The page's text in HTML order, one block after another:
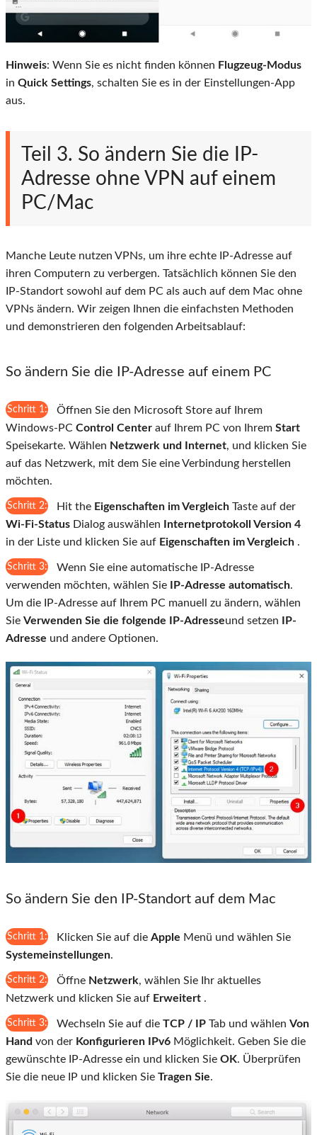
Hinweis: Wenn Sie es nicht finden können Flugzeug-Modus
in Quick Settings, schalten Sie es in der Einstellungen-App
aus.
Teil 3. So ändern Sie die IP-
Adresse ohne VPN auf einem
PC/Mac
Manche Leute nutzen VPNs, um ihre echte IP-Adresse auf
ihren Computern zu verbergen. Tatsächlich können Sie den
IP-Standort sowohl auf dem PC als auch auf dem Mac ohne
VPNs ändern. Wir zeigen Ihnen die einfachsten Methoden
und demonstrieren den folgenden Arbeitsablauf:
So ändern Sie die IP-Adresse auf einem PC
Schritt 1:
Öffnen Sie den Microsoft Store auf Ihrem
Windows-PC Control Center auf Ihrem PC von Ihrem Start
Speisekarte. Wählen Netzwerk und Internet, und klicken Sie
auf das Netzwerk, mit dem Sie eine Verbindung herstellen
möchten.
Schritt 2: Hit the Eigenschaften im Vergleich Taste auf der
Wi-Fi-Status Dialog auswählen
Internetprotokoll Version 4
in der Liste und klicken Sie auf Eigenschaften im Vergleich .
Schritt 3:
Wenn Sie eine automatische IP-Adresse
verwenden möchten, wählen Sie
IP-Adresse automatisch.
Um die IP-Adresse auf Ihrem PC manuell zu ändern, wählen
Sie Verwenden Sie die folgende IP-Adresseund setzen
IP-
Adresse und andere Optionen.
So ändern Sie den IP-Standort auf dem Mac
Schritt 1: Klicken Sie auf die Apple Menü und wählen Sie
Systemeinstellungen.
Schritt 2: Öffne Netzwerk, wählen Sie Ihr aktuelles
Netzwerk und klicken Sie auf Erweitert .
Schritt 3: Wechseln Sie auf die TCP / IP Tab und wählen Von
Hand von der Konfigurieren IPv6 Möglichkeit. Geben Sie die
gewünschte IP-Adresse ein und klicken Sie OK. Überprüfen
Sie die neue IP und klicken Sie Tragen Sie.